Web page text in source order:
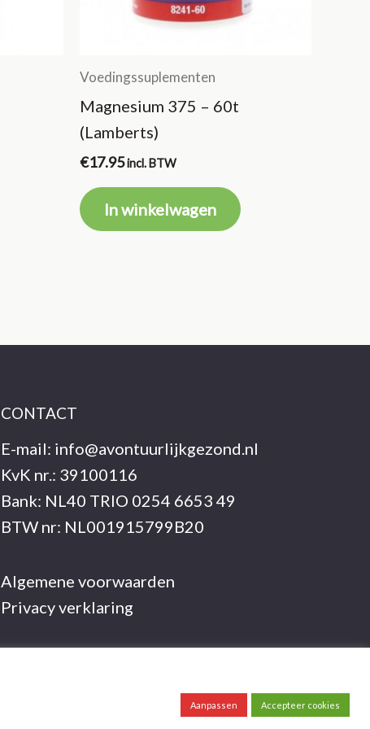
Voedingssuplementen
Magnesium 375 – 60t
(Lamberts)
€17.95incl. BTW
In winkelwagen
CONTACT
E-mail: info@avontuurlijkgezond.nl
KvK nr.: 39100116
Bank: NL40 TRIO 0254 6653 49
BTW nr: NL001915799B20
Algemene voorwaarden
Privacy verklaring
Aanpassen Accepteer cookies